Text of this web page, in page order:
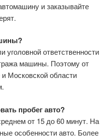
и заказывайте
уголовной ответственности
машины. Поэтому от
Московской области
пробег авто?
от 15 до 60 минут. На
особенности авто. Более